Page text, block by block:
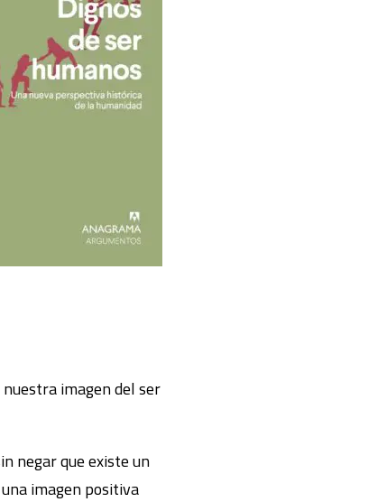
imagen del ser
negar que existe un
imagen positiva